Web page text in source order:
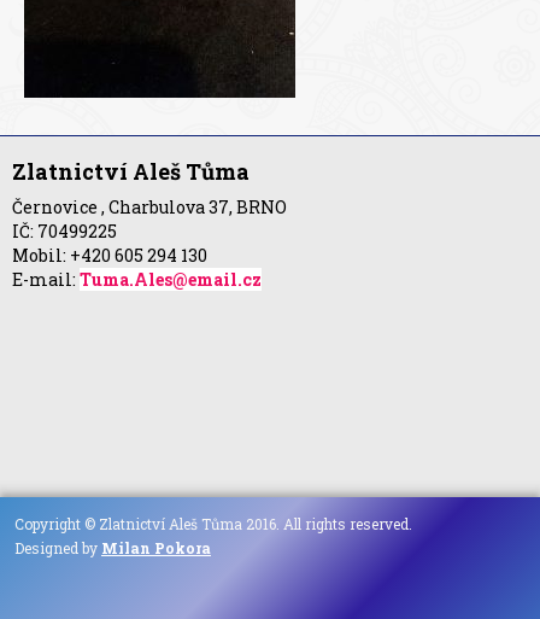
Zlatnictví Aleš Tůma
Černovice , Charbulova 37, BRNO
IČ: 70499225
Mobil: +420 605 294 130
E-mail: Tuma.Ales@email.cz
Copyright © Zlatnictví Aleš Tůma 2016. All rights reserved.
Designed by Milan Pokora